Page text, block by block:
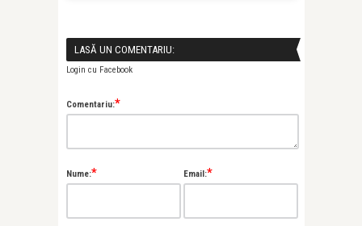
LASĂ UN COMENTARIU:
Login cu Facebook
Comentariu:*
Nume:* Email:*